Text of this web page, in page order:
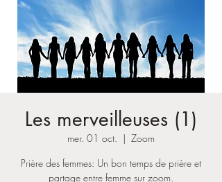
Les merveilleuses (1)
mer. 01 oct.
  |
Zoom
Prière des femmes: Un bon temps de prière et
partage entre femme sur zoom.